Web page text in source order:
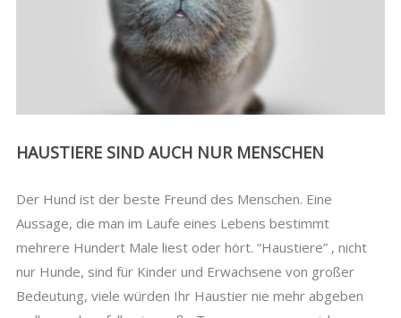
HAUSTIERE SIND AUCH NUR MENSCHEN
Der Hund ist der beste Freund des Menschen. Eine
Aussage, die man im Laufe eines Lebens bestimmt
mehrere Hundert Male liest oder hört. “Haustiere” , nicht
nur Hunde, sind für Kinder und Erwachsene von großer
Bedeutung, viele würden Ihr Haustier nie mehr abgeben